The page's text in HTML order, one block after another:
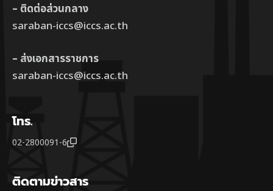
– ติดต่อส่วนกลาง
saraban-iccs@iccs.ac.th
– ส่งเอกสารราชการ
saraban-iccs@iccs.ac.th
โทร.
02-2800091-6
ติดตามข่าวสาร